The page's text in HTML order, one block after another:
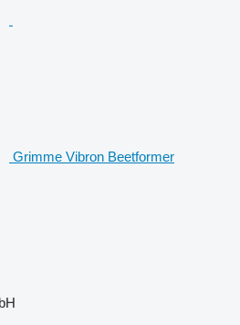
Grimme Vibron Beetformer